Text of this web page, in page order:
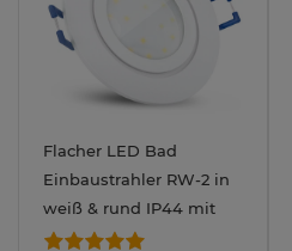
Flacher LED Bad
Einbaustrahler RW-2 in
weiß & rund IP44 mit
LED Modul 4W drei